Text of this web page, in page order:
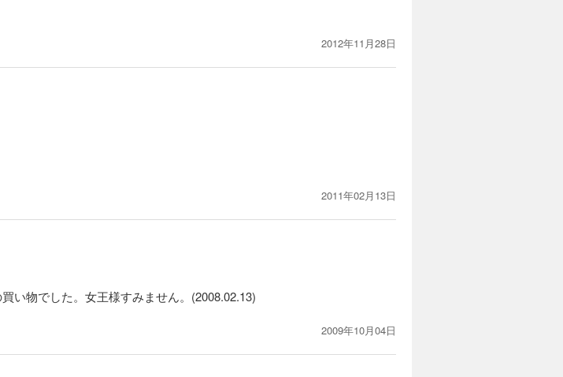
せている。 2012年11月28日
2011年02月13日
い物でした。女王様すみません。(2008.02.13)
2009年10月04日